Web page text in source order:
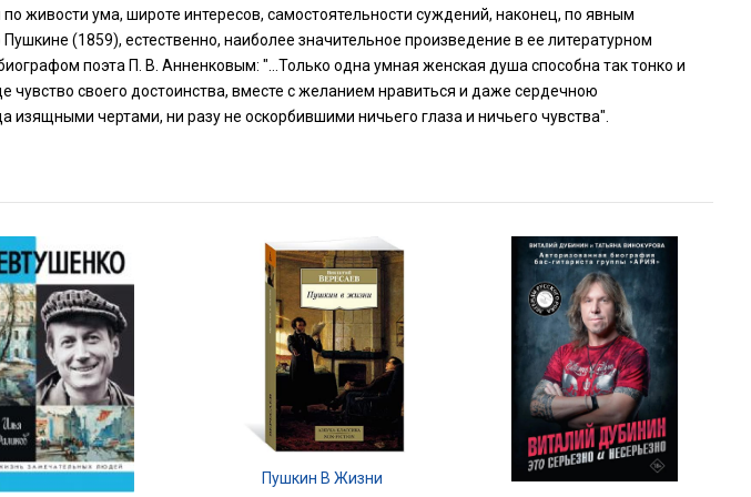
живости ума, широте интересов, самостоятельности суждений, наконец, по явным
(1859), естественно, наиболее значительное произведение в ее литературном
поэта П. В. Анненковым: "…Только одна умная женская душа способна так тонко и
чувство своего достоинства, вместе с желанием нравиться и даже сердечною
изящными чертами, ни разу не оскорбившими ничьего глаза и ничьего чувства".
Пушкин В Жизни